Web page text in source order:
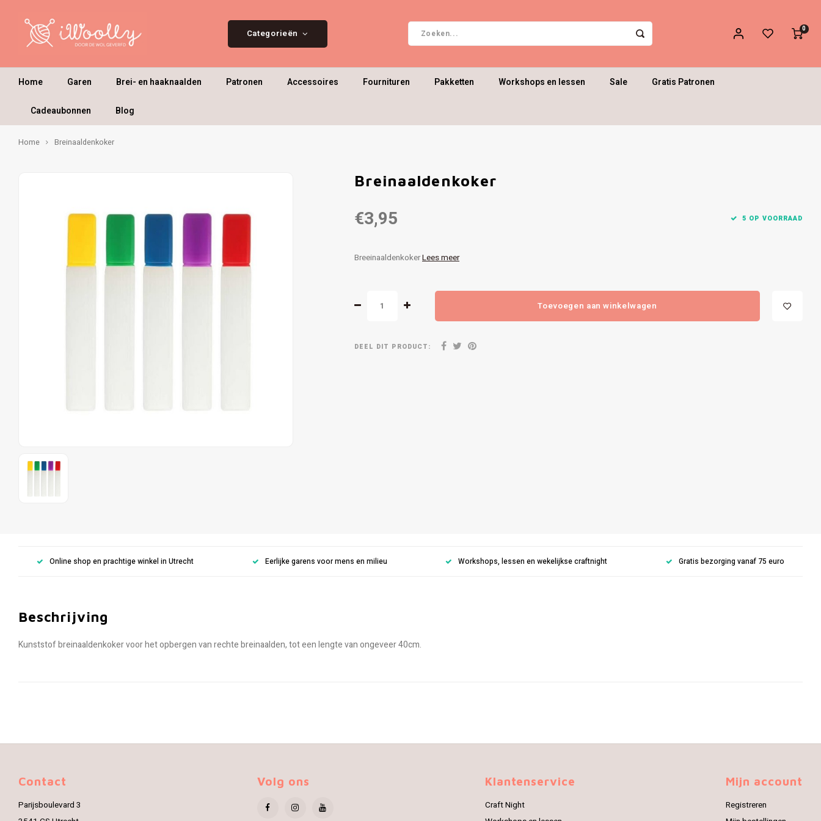
Categorieën 0
Home Garen Brei- en haaknaalden Patronen Accessoires Fournituren Pakketten Workshops en lessen Sale Gratis Patronen
Cadeaubonnen Blog
Home Breinaaldenkoker
Breinaaldenkoker
€3,95 5 OP VOORRAAD
BreeinaaldenkokerLees meer
Toevoegen aan winkelwagen
DEEL DIT PRODUCT:
Online shop en prachtige winkel in Utrecht Eerlijke garens voor mens en milieu Workshops, lessen en wekelijkse craftnight Gratis bezorging vanaf 75 euro
Beschrijving
Kunststof breinaaldenkoker voor het opbergen van rechte breinaalden, tot een lengte van ongeveer 40cm.
Contact
Parijsboulevard 3
Volg ons Klantenservice
Craft Night
Mijn account
Registreren